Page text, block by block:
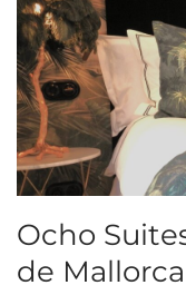
Ocho
de Mallorca